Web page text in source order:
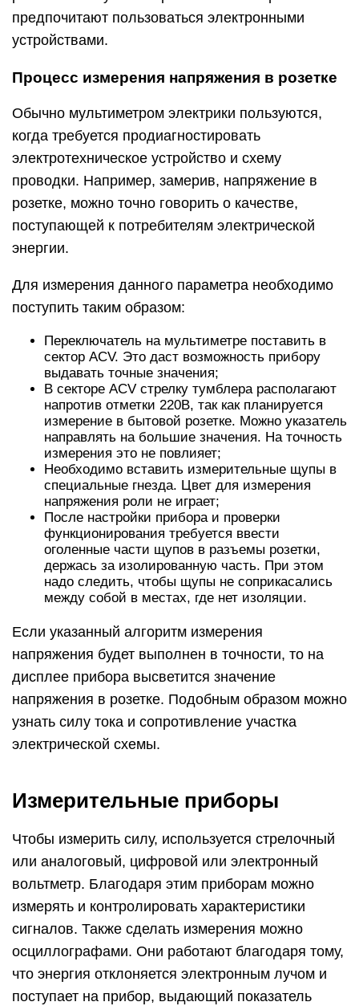
предпочитают пользоваться электронными
устройствами.
Процесс измерения напряжения в розетке
Обычно мультиметром электрики пользуются,
когда требуется продиагностировать
электротехническое устройство и схему
проводки. Например, замерив, напряжение в
розетке, можно точно говорить о качестве,
поступающей к потребителям электрической
энергии.
Для измерения данного параметра необходимо
поступить таким образом:
Переключатель на мультиметре поставить в
сектор ACV. Это даст возможность прибору
выдавать точные значения;
В секторе ACV стрелку тумблера располагают
напротив отметки 220В, так как планируется
измерение в бытовой розетке. Можно указатель
направлять на большие значения. На точность
измерения это не повлияет;
Необходимо вставить измерительные щупы в
специальные гнезда. Цвет для измерения
напряжения роли не играет;
После настройки прибора и проверки
функционирования требуется ввести
оголенные части щупов в разъемы розетки,
держась за изолированную часть. При этом
надо следить, чтобы щупы не соприкасались
между собой в местах, где нет изоляции.
Если указанный алгоритм измерения
напряжения будет выполнен в точности, то на
дисплее прибора высветится значение
напряжения в розетке. Подобным образом можно
узнать силу тока и сопротивление участка
электрической схемы.
Измерительные приборы
Чтобы измерить силу, используется стрелочный
или аналоговый, цифровой или электронный
вольтметр. Благодаря этим приборам можно
измерять и контролировать характеристики
сигналов. Также сделать измерения можно
осциллографами. Они работают благодаря тому,
что энергия отклоняется электронным лучом и
поступает на прибор, выдающий показатель